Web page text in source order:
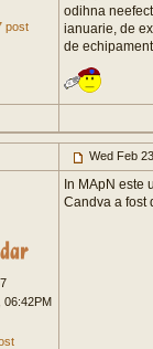
post
odihna
ianuarie, de
de
Wed Feb
06:42PM
In MApN este
Candva a fost